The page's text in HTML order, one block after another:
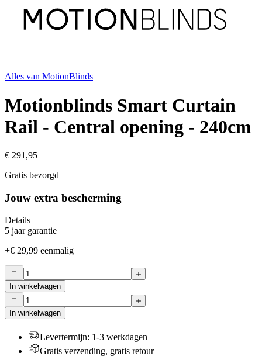
Alles van MotionBlinds
Motionblinds Smart Curtain
Rail - Central opening - 240cm
€ 291,95
Gratis bezorgd
Jouw extra bescherming
Details
5 jaar garantie
+€ 29,99 eenmalig
In winkelwagen
In winkelwagen
Levertermijn: 1-3 werkdagen
Gratis verzending, gratis retour